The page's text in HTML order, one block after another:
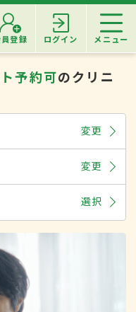
登録 ログイン メニュー
予約可のクリニ
変更
変更
選択